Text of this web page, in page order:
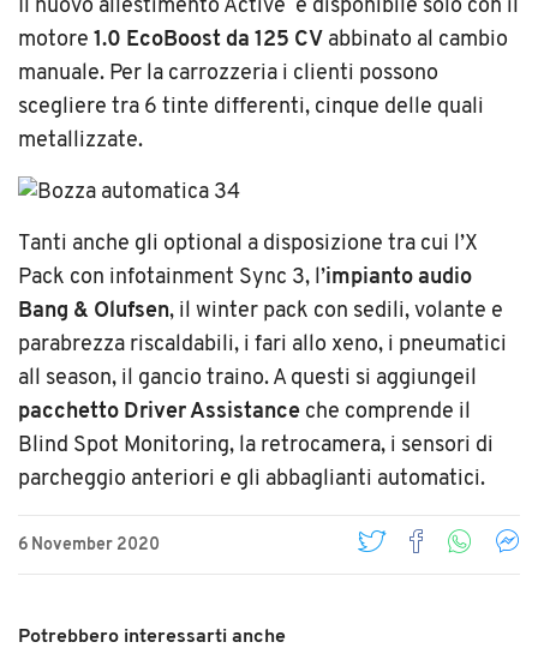
Il nuovo allestimento Active è disponibile solo con il
motore 1.0 EcoBoost da 125 CV abbinato al cambio
manuale. Per la carrozzeria i clienti possono
scegliere tra 6 tinte differenti, cinque delle quali
metallizzate.
Tanti anche gli optional a disposizione tra cui l’X
Pack con infotainment Sync 3, l’impianto audio
Bang & Olufsen, il winter pack con sedili, volante e
parabrezza riscaldabili, i fari allo xeno, i pneumatici
all season, il gancio traino. A questi si aggiungeil
pacchetto Driver Assistance che comprende il
Blind Spot Monitoring, la retrocamera, i sensori di
parcheggio anteriori e gli abbaglianti automatici.
6 November 2020
Potrebbero interessarti anche